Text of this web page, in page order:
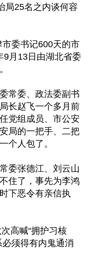
局25名之内谈何容
委书记600天的市
9月13日由湖北省委
常委、政法委副书
长赵飞一个多月前
党组成员、市公安
局的一把手、二把
个人包了。
委张德江、刘云山
住了，事先为李鸿
下恶令有亲信执
高喊“拥护习核
须得有内鬼通消